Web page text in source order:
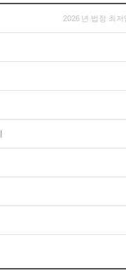
2026 년 법정 최저